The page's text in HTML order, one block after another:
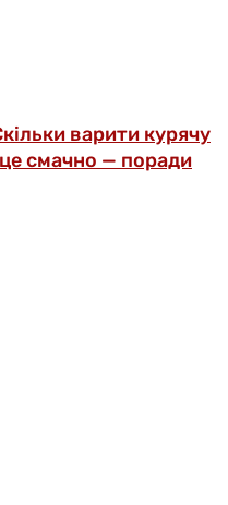
варити курячу
смачно — поради